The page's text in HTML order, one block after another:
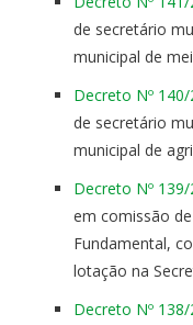
de secretário
municipal de
Decreto Nº 140/
de secretário
municipal de
Decreto Nº 139/
em comissão
Fundamental,
lotação na
Decreto Nº 138/